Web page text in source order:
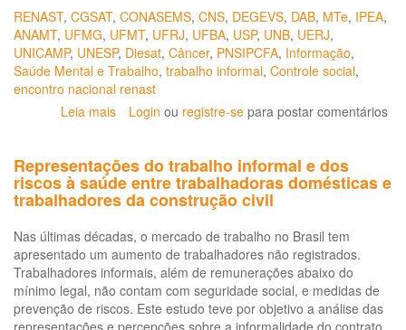
RENAST, CGSAT, CONASEMS, CNS, DEGEVS, DAB, MTe, IPEA,
ANAMT, UFMG, UFMT, UFRJ, UFBA, USP, UNB, UERJ,
UNICAMP, UNESP, Diesat, Câncer, PNSIPCFA, Informação,
Saúde Mental e Trabalho, trabalho informal, Controle social,
encontro nacional renast
Leia mais sobre
Nacional
de
Saúde
Trabalhador
e
da
Trabalhadora
Login ou registre-se para postar comentários
Representações do trabalho informal e dos
riscos à saúde entre trabalhadoras domésticas e
trabalhadores da construção civil
Nas últimas décadas, o mercado de trabalho no Brasil tem
apresentado um aumento de trabalhadores não registrados.
Trabalhadores informais, além de remunerações abaixo do
mínimo legal, não contam com seguridade social, e medidas de
prevenção de riscos. Este estudo teve por objetivo a análise das